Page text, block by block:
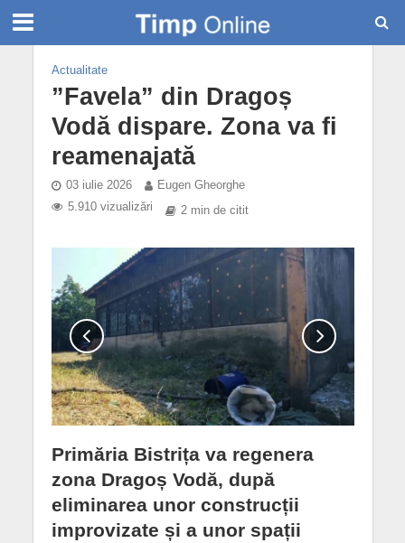
Actualitate
”Favela” din Dragoș
Vodă dispare. Zona va fi
reamenajată
03 iulie 2026
Eugen Gheorghe
5.910 vizualizări
2 min de citit
Primăria Bistrița va regenera
zona Dragoș Vodă, după
eliminarea unor construcții
improvizate și a unor spații